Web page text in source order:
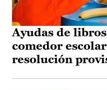
Ayudas de
comedor
resolución